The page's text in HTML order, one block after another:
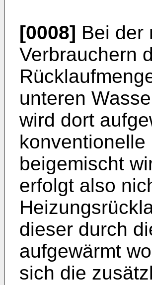
[0008] Bei der
Verbrauchern
unteren
wird dort
beigemischt
erfolgt also
dieser durch
aufgewärmt
sich die